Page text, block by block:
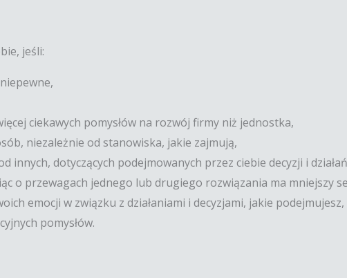
jeśli:
ciekawych pomysłów na rozwój firmy niż jednostka,
niezależnie od stanowiska, jakie zajmują,
innych, dotyczących podejmowanych przez ciebie decyzji i
o przewagach jednego lub drugiego rozwiązania ma mniejszy
emocji w związku z działaniami i decyzjami, jakie podejmujesz,
pomysłów.